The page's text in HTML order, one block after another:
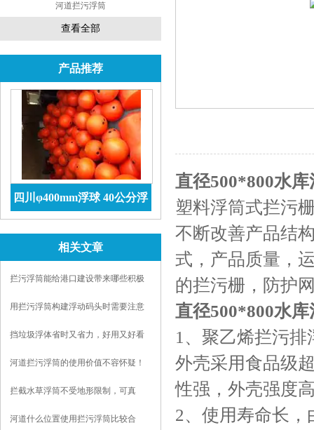
河道拦污浮筒
查看全部
产品推荐
四川φ400mm浮球 40公分浮
相关文章
拦污浮筒能给港口建设带来哪些积极
用拦污浮筒构建浮动码头时需要注意
挡垃圾浮体省时又省力，好用又好看
河道拦污浮筒的使用价值不容怀疑！
拦截水草浮筒不受地形限制，可真
河道什么位置使用拦污浮筒比较合
直径500*800水
塑料浮筒式拦污
不断改善产品结
式，产品质量，
的拦污栅，防护
直径500*800水
1 、聚乙烯拦污
外壳采用食品级
性强，外壳强度
2、使用寿命长